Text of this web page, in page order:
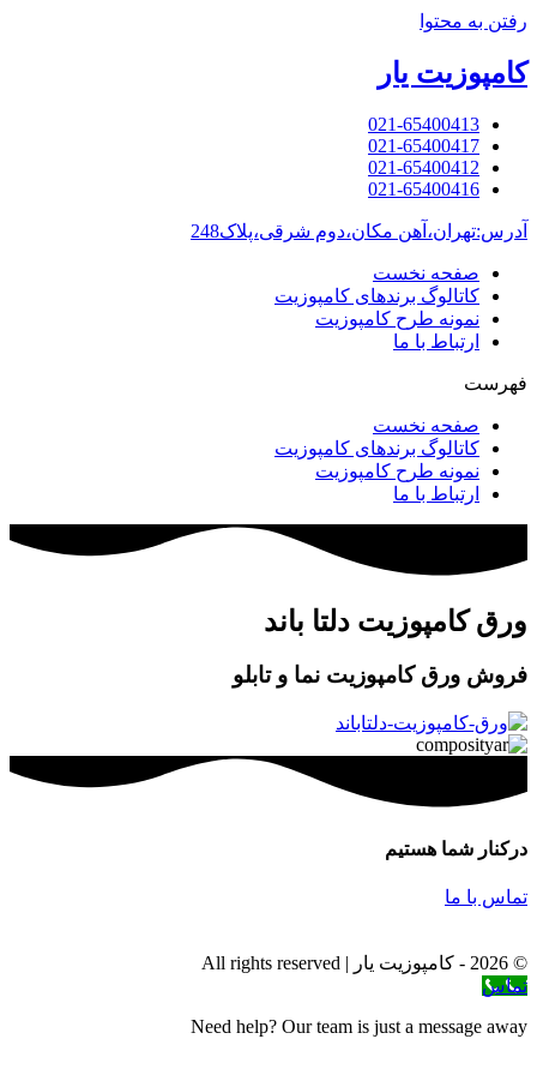
رفتن به محتوا
کامپوزیت یار
021-65400413
021-65400417
021-65400412
021-65400416
آدرس:تهران،آهن مکان،دوم شرقی،پلاک248
صفحه نخست
کاتالوگ برندهای کامپوزیت
نمونه طرح کامپوزیت
ارتباط با ما
فهرست
صفحه نخست
کاتالوگ برندهای کامپوزیت
نمونه طرح کامپوزیت
ارتباط با ما
ورق کامپوزیت دلتا باند
فروش ورق کامپوزیت نما و تابلو
درکنار شما هستیم
تماس با ما
© 2026 - کامپوزیت یار | All rights reserved
تماس
Need help? Our team is just a message away